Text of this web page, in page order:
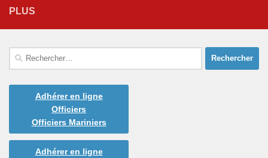
PLUS
Rechercher :
Adhérer en ligne
Officiers
Officiers Mariniers
Adhérer en ligne